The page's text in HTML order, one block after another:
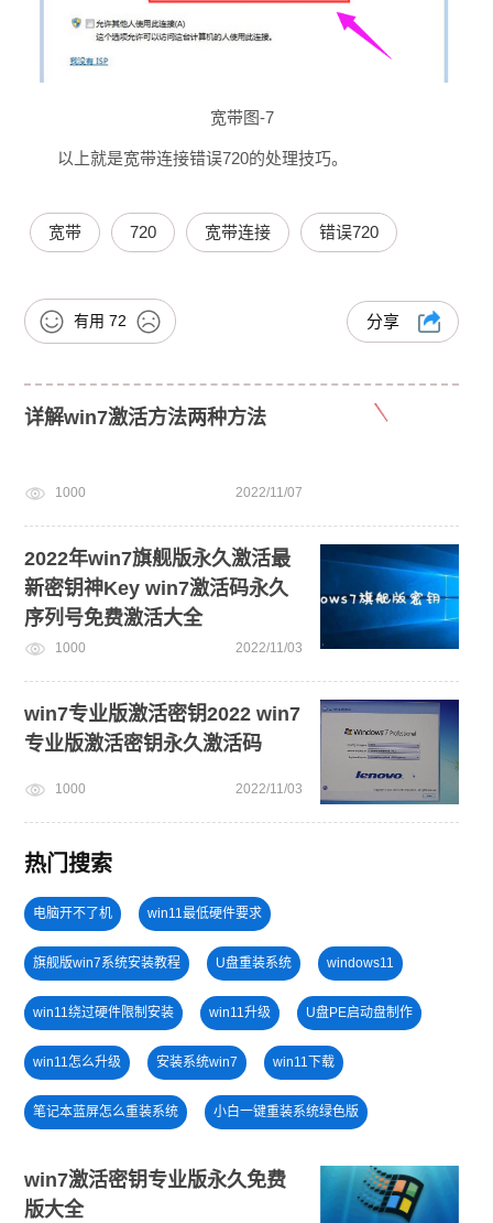
宽带图-7
以上就是宽带连接错误720的处理技巧。
宽带 720 宽带连接 错误720
有用 72 分享
详解win7激活方法两种方法
1000 2022/11/07
2022年win7旗舰版永久激活最
新密钥神Key win7激活码永久
序列号免费激活大全
1000 2022/11/03
win7专业版激活密钥2022 win7
专业版激活密钥永久激活码
1000 2022/11/03
热门搜索
电脑开不了机 win11最低硬件要求
旗舰版win7系统安装教程 U盘重装系统 windows11
win11绕过硬件限制安装 win11升级 U盘PE启动盘制作
win11怎么升级 安装系统win7 win11下载
笔记本蓝屏怎么重装系统 小白一键重装系统绿色版
戴尔一键重装系统教育版 win11正式版
win7激活密钥专业版永久免费
版大全